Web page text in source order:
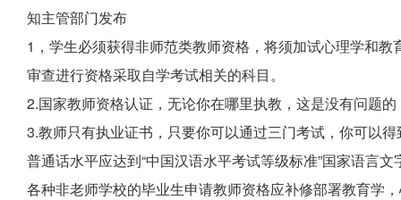
知主管部门发布
1，学生必须获得非师范类教师资格，将须加试心理学和
审查进行资格采取自学考试相关的科目。
2.国家教师资格认证，无论你在哪里执教，这是没有问题的
3.教师只有执业证书，只要你可以通过三门考试，你可以
普通话水平应达到“中国汉语水平考试等级标准”国家语言
各种非老师学校的毕业生申请教师资格应补修部署教育学